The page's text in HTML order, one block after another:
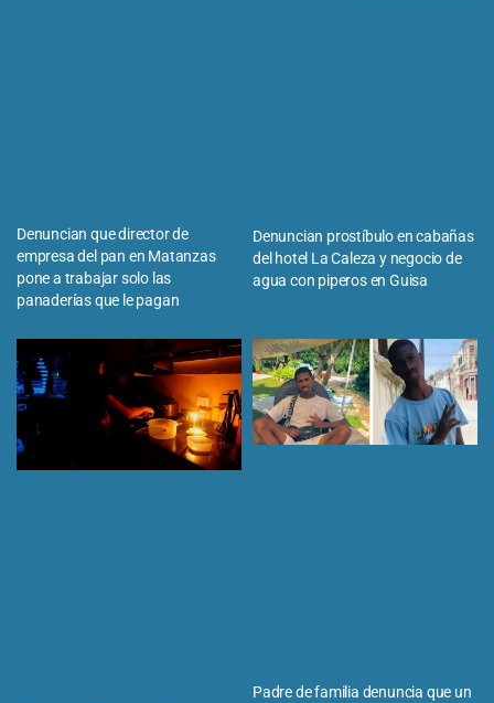
Denuncian que director de
empresa del pan en Matanzas
pone a trabajar solo las
panaderías que le pagan
Denuncian prostíbulo en cabañas
del hotel La Caleza y negocio de
agua con piperos en Guisa
Padre de familia denuncia que un